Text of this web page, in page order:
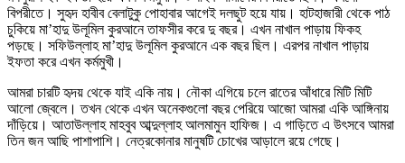
বিপরীতে। সুহৃদ হাবীব বেলাটুকু পোহাবার আগেই দলছুট হয়ে যায়। হাটহাজারী থেকে পাঠ
চুকিয়ে মা’হাদু উলূমিল কুরআনে তাফসীর করে দু বছর। এখন নাখাল পাড়ায় ফিকহ
পড়ছে। সফিউল্লাহ মা’হাদু উলূমিল কুরআনে এক বছর ছিল। এরপর নাখাল পাড়ায়
ইফতা করে এখন কর্মমুখী।
আমরা চারটি হৃদয় থেকে যাই একি নায়। নৌকা এগিয়ে চলে রাতের আঁধারে মিটি মিটি
আলো জ্বেলে। তখন থেকে এখন অনেকগুলো বছর পেরিয়ে আজো আমরা একি আঙ্গিনায়
দাঁড়িয়ে। আতাউল্লাহ মাহবুব আব্দুল্লাহ আলমামুন হাফিজ। এ গাড়িতে এ উৎসবে আমরা
তিন জন আছি পাশাপাশি। নেত্রকোনার মানুষটি চোখের আড়ালে রয়ে গেছে।